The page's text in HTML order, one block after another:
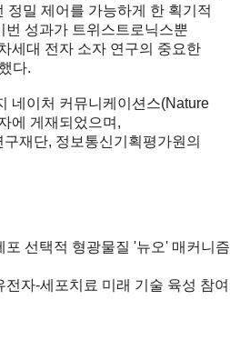
정밀 제어를 가능하게 한 획기적
번 성과가 트위스트로닉스뿐
세대 전자 소자 연구의 중요한
다.
네이처 커뮤니케이션스(Nature
에 게재되었으며,
재단, 정보통신기획평가원의
포 선택적 형광물질 '뉴오' 매커니즘
전자-세포치료 미래 기술 육성 참여